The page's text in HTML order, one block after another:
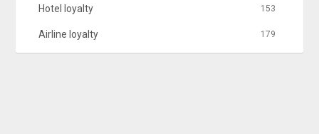
153
Hotel loyalty
179
Airline loyalty